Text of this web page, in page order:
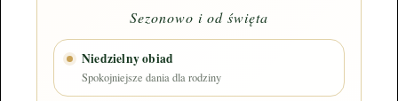
Sezonowo i od święta
Niedzielny obiad
Spokojniejsze dania dla rodziny